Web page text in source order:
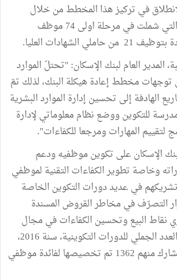
شهدت سنة 2016 الانطلاق في تركيز هذا المخطط من خلال
تيسير المغادرة الطوعية التي شملت في مرحلة اولى 74 موظف
العليا.
المدير العام لبنك الإسكان: "تحتلّ الموارد
توجهات مخطط إعادة هيكلة البنك، لذلك تمّ
الهادفة إلى تحسين إدارة الموارد البشرية
للتكوين ووضع نظام معلوماتي لإدارة
لتقييم المهارات ومرجعا للكفاءات".
الإسكان على تكوين موظفيه ودعم
وخاصة تطوير الكفاءات التقنية لموظفي
في عديد دورات التكوين الخاصة
التصرّف في مخاطر القروض المسندة
نقاط البيع وتحسين الكفاءات في مجال
التسويق والبيع. وقد بلغ العدد الجملي للدورات التكوينية، سنة 2016،
131 دورة شملت 1426 مشارك منهم 1362 تم تخصيصها لفائدة موظفي